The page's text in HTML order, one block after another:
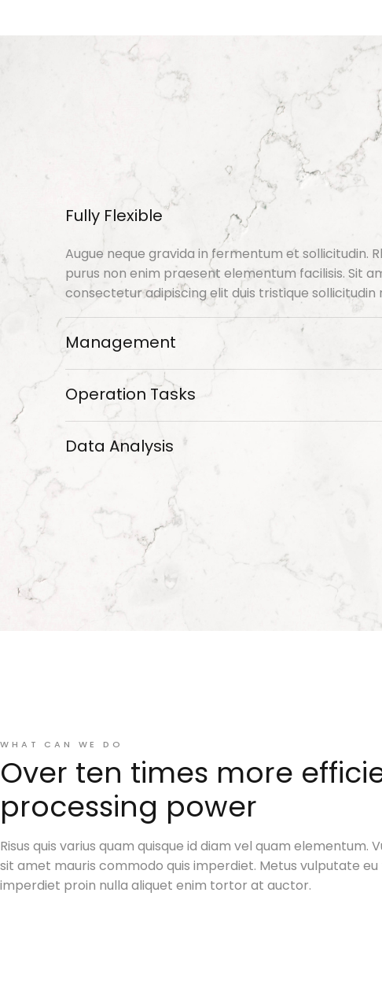
Fully Flexible
Augue neque gravida in fermentum et sollicitudin.
purus non enim praesent elementum facilisis. Sit
consectetur adipiscing elit duis tristique sollicitudin
Management
Operation Tasks
Data Analysis
WHAT CAN WE DO
Over ten times more
processing power
Risus quis varius quam quisque id diam vel quam elementum.
sit amet mauris commodo quis imperdiet. Metus vulputate eu
imperdiet proin nulla aliquet enim tortor at auctor.